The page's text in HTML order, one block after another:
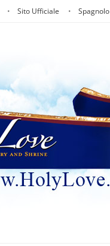
Sito Ufficiale Spagnolo